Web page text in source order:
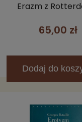
Erazm z
65,00 zł
Dodaj do